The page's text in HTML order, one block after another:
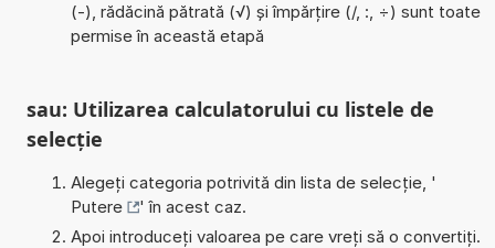
(-), rădăcină pătrată (√) și împărțire (/, :, ÷) sunt toate
permise în această etapă
sau: Utilizarea calculatorului cu listele de
selecție
Alegeți categoria potrivită din lista de selecție, '
Putere
' în acest caz.
Apoi introduceți valoarea pe care vreți să o convertiți.